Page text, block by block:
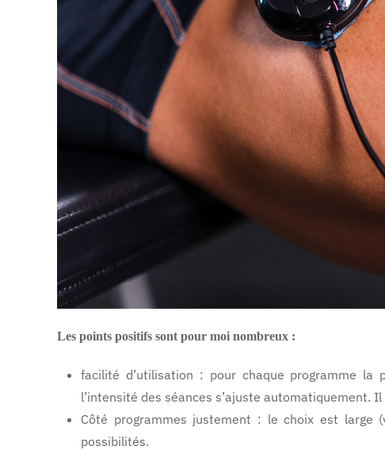
Les points positifs sont pour moi nombreux :
facilité d’utilisation : pour chaque programme
l’intensité des séances s’ajuste automatiquement.
Côté programmes justement : le choix est large
possibilités.